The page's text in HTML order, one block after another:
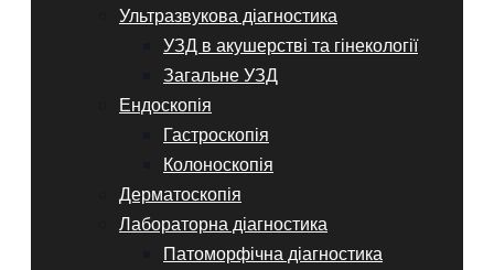
Ультразвукова діагностика
УЗД в акушерстві та гінекології
Загальне УЗД
Ендоскопія
Гастроскопія
Колоноскопія
Дерматоскопія
Лабораторна діагностика
Патоморфічна діагностика